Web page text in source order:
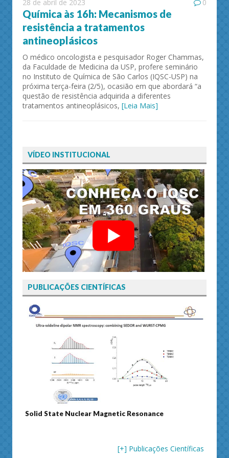
28 de abril de 2023 0
Química às 16h: Mecanismos de
resistência a tratamentos
antineoplásicos
O médico oncologista e pesquisador Roger Chammas,
da Faculdade de Medicina da USP, profere seminário
no Instituto de Química de São Carlos (IQSC-USP) na
próxima terça-feira (2/5), ocasião em que abordará “a
questão de resistência adquirida a diferentes
tratamentos antineoplásicos, [Leia Mais]
VÍDEO INSTITUCIONAL
PUBLICAÇÕES CIENTÍFICAS
Solid State Nuclear Magnetic Resonance
[+] Publicações Científicas